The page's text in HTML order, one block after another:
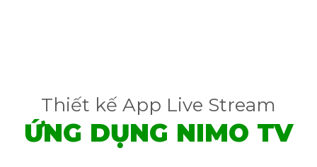
Thiết kế App Live Stream
ỨNG DỤNG NIMO TV